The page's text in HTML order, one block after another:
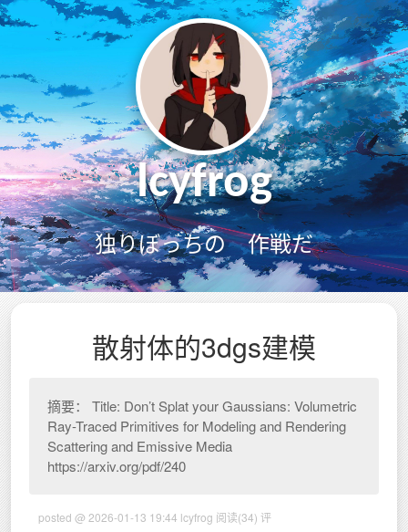
lcyfrog
独りぼっちの 作戦だ
散射体的3dgs建模
摘要： Title: Don’t Splat your Gaussians: Volumetric
Ray-Traced Primitives for Modeling and Rendering
Scattering and Emissive Media
https://arxiv.org/pdf/240
posted @ 2026-01-13 19:44 lcyfrog 阅读(34) 评